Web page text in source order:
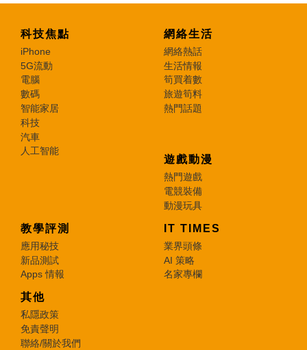
科技焦點
iPhone
5G流動
電腦
數碼
智能家居
科技
汽車
人工智能
網絡生活
網絡熱話
生活情報
筍買着數
旅遊筍料
熱門話題
遊戲動漫
熱門遊戲
電競裝備
動漫玩具
教學評測
應用秘技
新品測試
Apps 情報
IT TIMES
業界頭條
AI 策略
名家專欄
其他
私隱政策
免責聲明
聯絡/關於我們